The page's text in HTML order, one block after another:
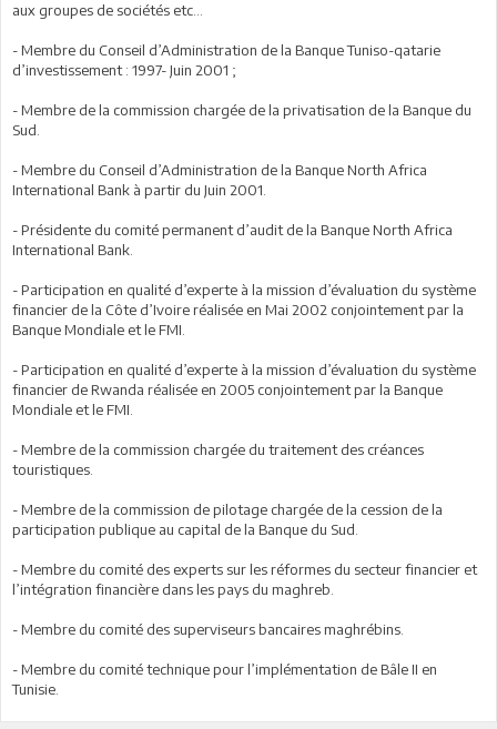
aux groupes de sociétés etc…
- Membre du Conseil d’Administration de la Banque Tuniso-qatarie
d’investissement : 1997- Juin 2001 ;
- Membre de la commission chargée de la privatisation de la Banque du
Sud.
- Membre du Conseil d’Administration de la Banque North Africa
International Bank à partir du Juin 2001.
- Présidente du comité permanent d’audit de la Banque North Africa
International Bank.
- Participation en qualité d’experte à la mission d’évaluation du système
financier de la Côte d’Ivoire réalisée en Mai 2002 conjointement par la
Banque Mondiale et le FMI.
- Participation en qualité d’experte à la mission d’évaluation du système
financier de Rwanda réalisée en 2005 conjointement par la Banque
Mondiale et le FMI.
- Membre de la commission chargée du traitement des créances
touristiques.
- Membre de la commission de pilotage chargée de la cession de la
participation publique au capital de la Banque du Sud.
- Membre du comité des experts sur les réformes du secteur financier et
l’intégration financière dans les pays du maghreb.
- Membre du comité des superviseurs bancaires maghrébins.
- Membre du comité technique pour l’implémentation de Bâle II en
Tunisie.